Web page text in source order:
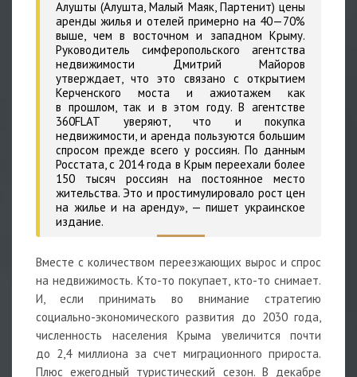
Алушты (Алушта, Малый Маяк, Партенит) цены
аренды жилья и отелей примерно на 40—70%
выше, чем в восточном и западном Крыму.
Руководитель симферопольского агентства
недвижимости Дмитрий Майоров
утверждает, что это связано с открытием
Керченского моста и ажиотажем как
в прошлом, так и в этом году. В агентстве
360FLAT уверяют, что и покупка
недвижимости, и аренда пользуются большим
спросом прежде всего у россиян. По данным
Росстата, с 2014 года в Крым переехали более
150 тысяч россиян на постоянное место
жительства. Это и простимулировало рост цен
на жилье и на аренду», — пишет украинское
издание.
Вместе с количеством переезжающих вырос и спрос
на недвижимость. Кто-то покупает, кто-то снимает.
И, если принимать во внимание стратегию
социально-экономического развития до 2030 года,
численность населения Крыма увеличится почти
до 2,4 миллиона за счет миграционного прироста.
Плюс ежегодный туристический сезон. В декабре